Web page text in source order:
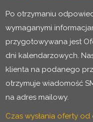
Po otrzymaniu
wymaganymi
przygotowywana jest
dni kalendarzowych.
klienta na podanego
otrzymuje wiadomość
na adres mailowy.
Czas wysłania oferty